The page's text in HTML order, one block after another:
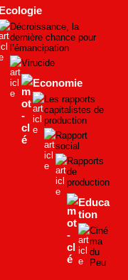
Ecologie
Décroissance, la
dernière chance pour
l’émancipation
Virucide
Economie
Les rapports
capitalistes de
production
Rapport
social
Rapports
de
production
Educa
tion
Ciné
ma
du
Peu